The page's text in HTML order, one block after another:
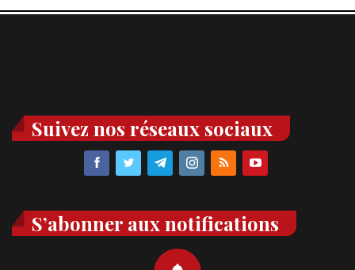
Suivez nos réseaux sociaux
S’abonner aux notifications